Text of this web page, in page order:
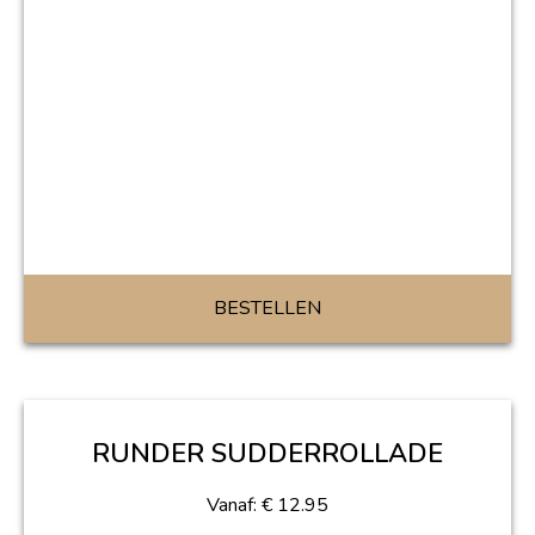
BESTELLEN
RUNDER SUDDERROLLADE
Vanaf: € 12.95